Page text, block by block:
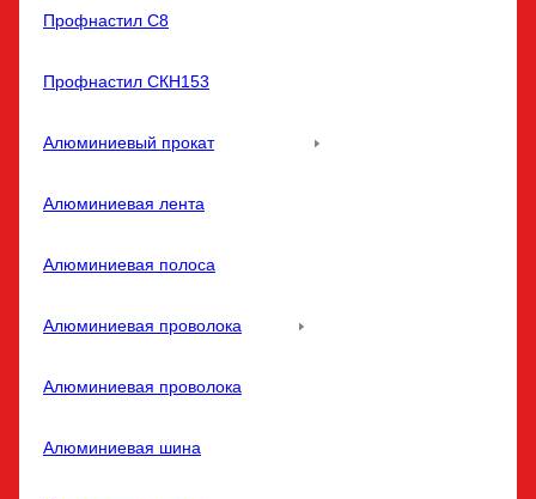
Профнастил С8
Профнастил СКН153
Алюминиевый прокат
Алюминиевая лента
Алюминиевая полоса
Алюминиевая проволока
Алюминиевая проволока
Алюминиевая шина